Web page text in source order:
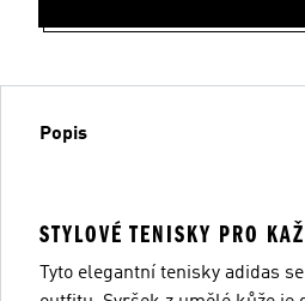
Popis
STYLOVÉ TENISKY PRO
Tyto elegantní tenisky adidas